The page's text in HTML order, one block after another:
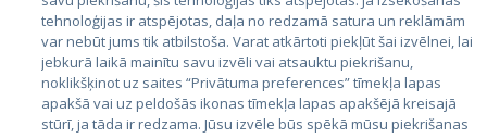
Lietuva
tehnoloģijas ir atspējotas, daļa no redzamā satura un reklāmām
var nebūt jums tik atbilstoša. Varat atkārtoti piekļūt šai izvēlnei, lai
jebkurā laikā mainītu savu izvēli vai atsauktu piekrišanu,
noklikšķinot uz saites “Privātuma preferences” tīmekļa lapas
apakšā vai uz peldošās ikonas tīmekļa lapas apakšējā kreisajā
stūrī, ja tāda ir redzama. Jūsu izvēle būs spēkā mūsu piekrišanas